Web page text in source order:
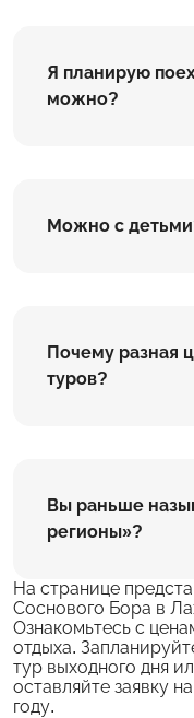
Я планирую
можно?
Можно с
Почему разная
туров?
Вы раньше
регионы»?
На странице
Соснового Бора в
Ознакомьтесь с
отдыха.
тур выходного дня
оставляйте заявку
году.